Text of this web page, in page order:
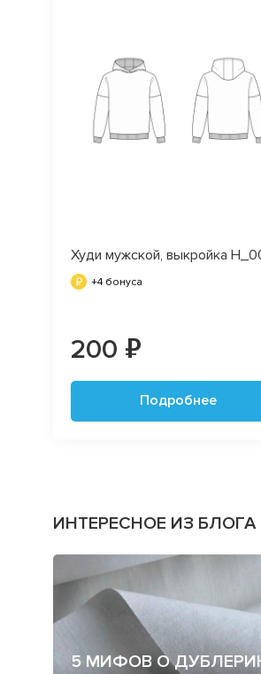
Худи мужской, выкройка
+4 бонуса
200 ₽
Подробнее
ИНТЕРЕСНОЕ ИЗ БЛОГА
5 МИФОВ О